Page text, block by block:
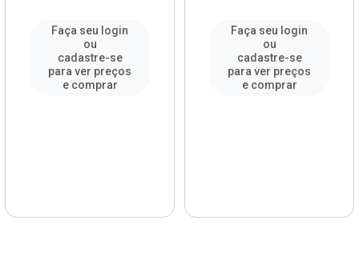
Faça seu login
ou
cadastre-se
para ver preços
e comprar
Faça seu login
ou
cadastre-se
para ver preços
e comprar